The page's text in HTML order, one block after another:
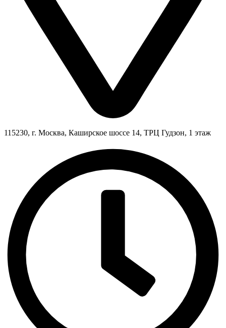
115230, г. Москва, Каширское шоссе 14, ТРЦ Гудзон, 1 этаж